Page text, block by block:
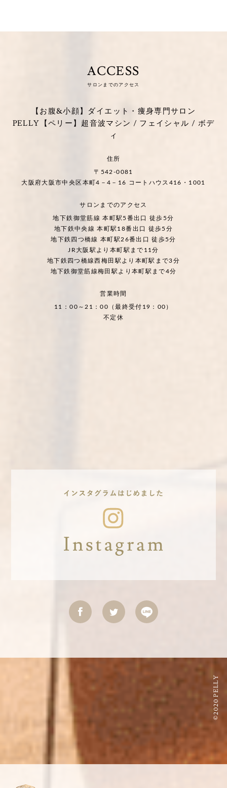
ACCESS
サロンまでのアクセス
【お腹&小顔】ダイエット・痩身専門サロン
PELLY【ペリー】超音波マシン / フェイシャル / ボデ
ィ
住所
〒542-0081
大阪府大阪市中央区本町4－4－16 コートハウス416・1001
サロンまでのアクセス
地下鉄御堂筋線 本町駅5番出口 徒歩5分
地下鉄中央線 本町駅18番出口 徒歩5分
地下鉄四つ橋線 本町駅26番出口 徒歩5分
JR大阪駅より本町駅まで11分
地下鉄四つ橋線西梅田駅より本町駅まで3分
地下鉄御堂筋線梅田駅より本町駅まで4分
営業時間
11：00～21：00（最終受付19：00）
不定休
©2020 PELLY